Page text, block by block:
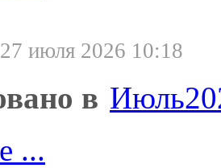
июля 2026 10:18
в
...